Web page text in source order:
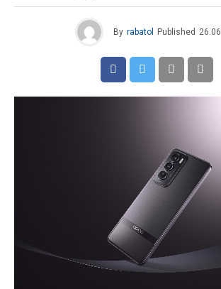
By rabatol Published